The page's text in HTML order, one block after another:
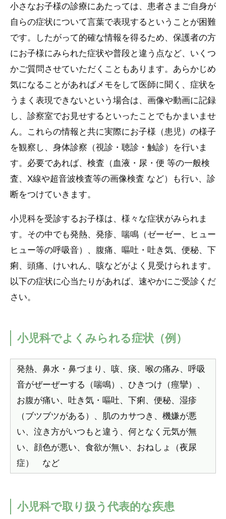
小さなお子様の診療にあたっては、患者さまご自身が
自らの症状について言葉で表現するということが困難
です。したがって的確な情報を得るため、保護者の方
にお子様にみられた症状や普段と違う点など、いくつ
かご質問させていただくこともあります。あらかじめ
気になることがあればメモをして医師に聞く、症状を
うまく表現できないという場合は、画像や動画に記録
し、診察室でお見せするといったことでもかまいませ
ん。これらの情報と共に実際にお子様（患児）の様子
を観察し、身体診察（視診・聴診・触診）を行いま
す。必要であれば、検査（血液・尿・便 等の一般検
査、X線や超音波検査等の画像検査 など）も行い、診
断をつけていきます。
小児科を受診するお子様は、様々な症状がみられま
す。その中でも発熱、発疹、喘鳴（ゼーゼー、ヒュー
ヒュー等の呼吸音）、腹痛、嘔吐・吐き気、便秘、下
痢、頭痛、けいれん、咳などがよく見受けられます。
以下の症状に心当たりがあれば、速やかにご受診くだ
さい。
小児科でよくみられる症状（例）
発熱、鼻水・鼻づまり、咳、痰、喉の痛み、呼吸
音がぜーぜーする（喘鳴）、ひきつけ（痙攣）、
お腹が痛い、吐き気・嘔吐、下痢、便秘、湿疹
（ブツブツがある）、肌のカサつき、機嫌が悪
い、泣き方がいつもと違う、何となく元気が無
い、顔色が悪い、食欲が無い、おねしょ（夜尿
症） など
小児科で取り扱う代表的な疾患